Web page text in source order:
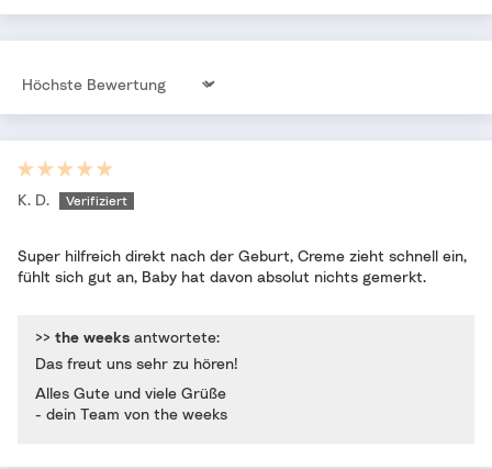
Sort by
K. D.
Super hilfreich direkt nach der Geburt, Creme zieht schnell ein,
fühlt sich gut an, Baby hat davon absolut nichts gemerkt.
>> the weeks antwortete:
Das freut uns sehr zu hören!
Alles Gute und viele Grüße
- dein Team von the weeks